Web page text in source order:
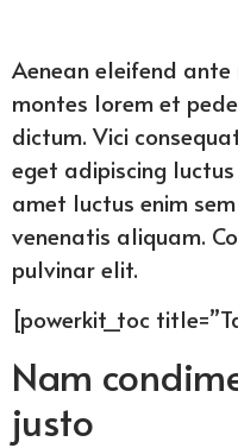
Aenean eleifend
montes lorem et
dictum. Vici
eget adipiscing
amet luctus enim
venenatis aliquam.
pulvinar elit.
[powerkit_toc
Nam
justo